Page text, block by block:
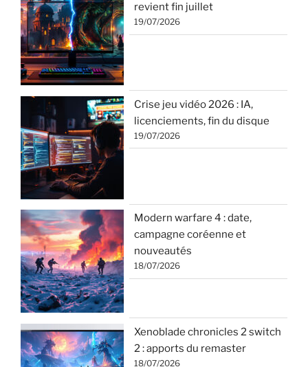
revient fin juillet
19/07/2026
Crise jeu vidéo 2026 : IA,
licenciements, fin du disque
19/07/2026
Modern warfare 4 : date,
campagne coréenne et
nouveautés
18/07/2026
Xenoblade chronicles 2 switch
2 : apports du remaster
18/07/2026